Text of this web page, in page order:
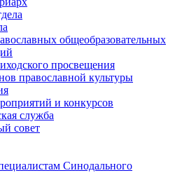
общеобразовательных
просвещения
православной культуры
и конкурсов
служба
совет
Синодального